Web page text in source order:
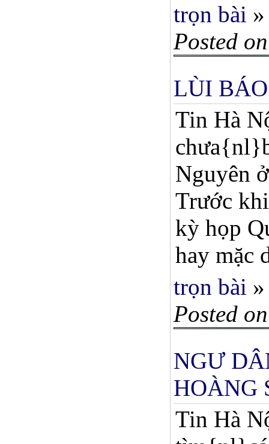
trọn bài »
Posted
LÙI
Tin Hà
Nguyên
Trước
kỳ họp
hay mặc
trọn bài »
Posted
NGƯ
HOÀNG
Tin Hà